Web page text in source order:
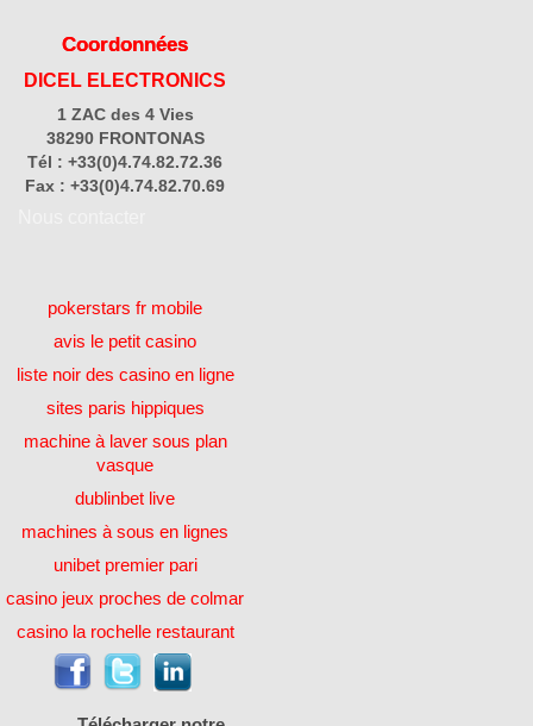
Coordonnées
DICEL ELECTRONICS
1 ZAC des 4 Vies
38290 FRONTONAS
Tél : +33(0)4.74.82.72.36
Fax : +33(0)4.74.82.70.69
pokerstars fr mobile
avis le petit casino
liste noir des casino en ligne
sites paris hippiques
machine à laver sous plan
vasque
dublinbet live
machines à sous en lignes
unibet premier pari
casino jeux proches de colmar
casino la rochelle restaurant